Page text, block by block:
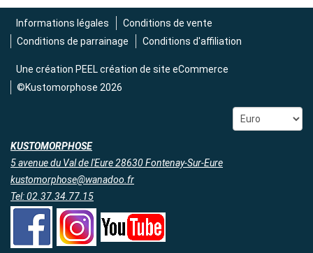
Informations légales
Conditions de vente
Conditions de parrainage
Conditions d'affiliation
Une création PEEL création de site eCommerce
©Kustomorphose 2026
KUSTOMORPHOSE
5 avenue du Val de l'Eure 28630 Fontenay-Sur-Eure
kustomorphose@wanadoo.fr
Tel: 02.37.34.77.15